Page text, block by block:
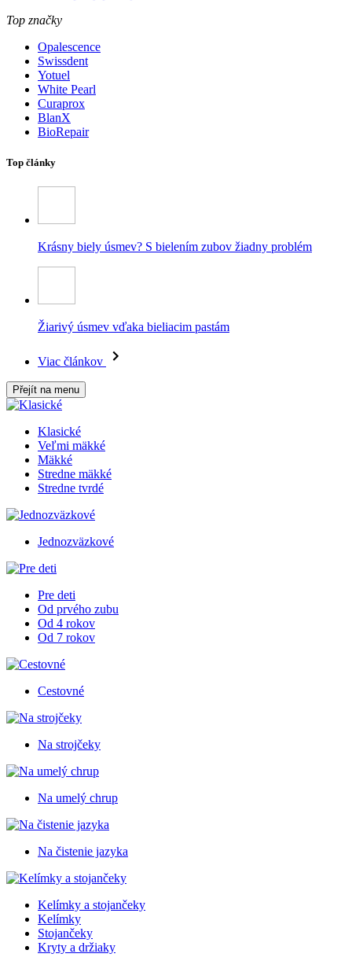
Top značky
Opalescence
Swissdent
Yotuel
White Pearl
Curaprox
BlanX
BioRepair
Top články
Krásny biely úsmev? S bielením zubov žiadny problém
Žiarivý úsmev vďaka bieliacim pastám
Viac článkov
Přejít na menu
Klasické
Veľmi mäkké
Mäkké
Stredne mäkké
Stredne tvrdé
Jednozväzkové
Pre deti
Od prvého zubu
Od 4 rokov
Od 7 rokov
Cestovné
Na strojčeky
Na umelý chrup
Na čistenie jazyka
Kelímky a stojančeky
Kelímky
Stojančeky
Kryty a držiaky